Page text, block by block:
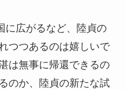
に広がるなど、陸貞の
つつあるのは嬉しいで
は無事に帰還できるの
のか、陸貞の新たな試